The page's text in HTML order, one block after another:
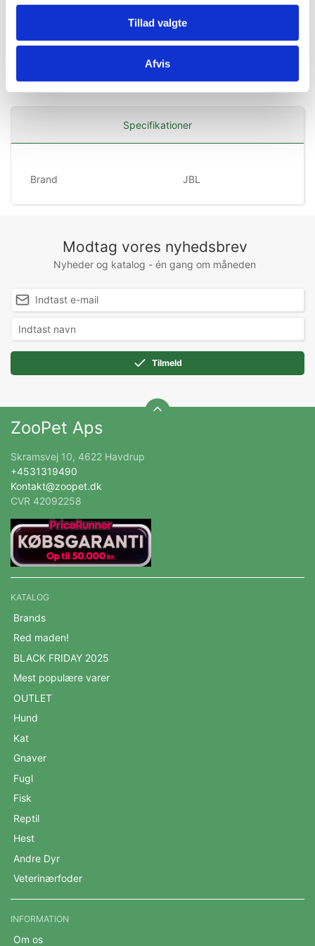
Tillad valgte
Afvis
Specifikationer
Brand JBL
Modtag vores nyhedsbrev
Nyheder og katalog - én gang om måneden
Tilmeld
ZooPet Aps
Skramsvej 10, 4622 Havdrup
+4531319490
Kontakt@zoopet.dk
CVR 42092258
KATALOG
Brands
Red maden!
BLACK FRIDAY 2025
Mest populære varer
OUTLET
Hund
Kat
Gnaver
Fugl
Fisk
Reptil
Hest
Andre Dyr
Veterinærfoder
INFORMATION
Om os